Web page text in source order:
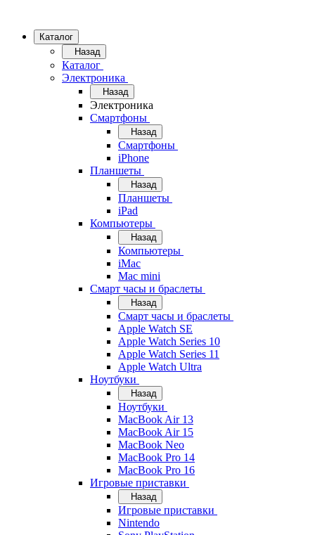
Каталог
Назад
Каталог
Электроника
Назад
Электроника
Смартфоны
Назад
Смартфоны
iPhone
Планшеты
Назад
Планшеты
iPad
Компьютеры
Назад
Компьютеры
iMac
Mac mini
Смарт часы и браслеты
Назад
Смарт часы и браслеты
Apple Watch SE
Apple Watch Series 10
Apple Watch Series 11
Apple Watch Ultra
Ноутбуки
Назад
Ноутбуки
MacBook Air 13
MacBook Air 15
MacBook Neo
MacBook Pro 14
MacBook Pro 16
Игровые приставки
Назад
Игровые приставки
Nintendo